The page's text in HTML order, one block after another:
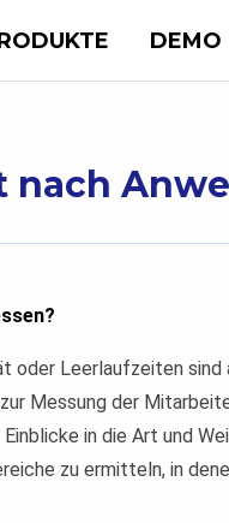
DEMO
nach
oder Leerlaufzeiten sind
Messung der
in die Art und
zu ermitteln, in